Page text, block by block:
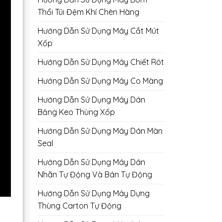
Thổi Túi Đệm Khí Chèn Hàng
Hướng Dẫn Sử Dụng Máy Cắt Mút
Xốp
Hướng Dẫn Sử Dụng Máy Chiết Rót
Hướng Dẫn Sử Dụng Máy Co Màng
Hướng Dẫn Sử Dụng Máy Dán
Băng Keo Thùng Xốp
Hướng Dẫn Sử Dụng Máy Dán Màn
Seal
Hướng Dẫn Sử Dụng Máy Dán
Nhãn Tự Động Và Bán Tự Động
Hướng Dẫn Sử Dụng Máy Dựng
Thùng Carton Tự Động